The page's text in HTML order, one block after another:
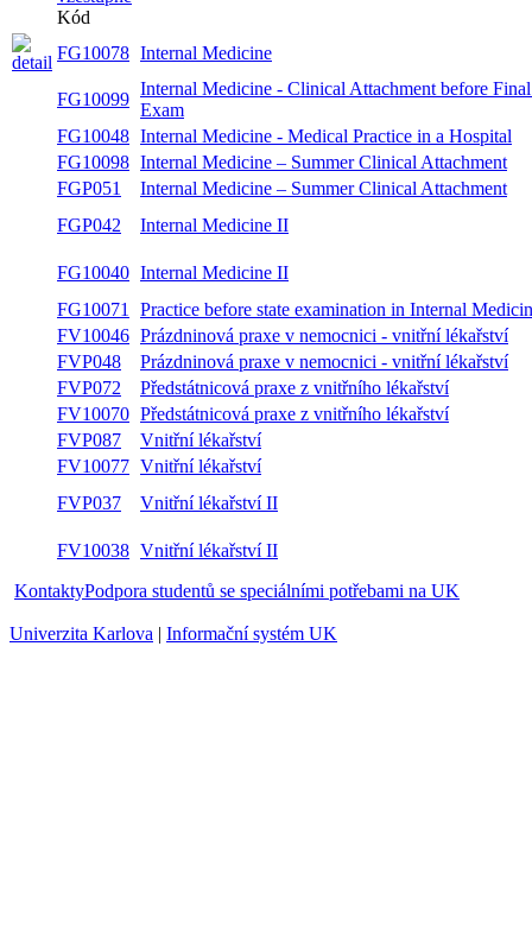
Kód
FG10078 Internal Medicine
FG10099
Internal Medicine - Clinical Attachment before Final
Exam
FG10048 Internal Medicine - Medical Practice in a Hospital
FG10098 Internal Medicine – Summer Clinical Attachment
FGP051
Internal Medicine – Summer Clinical Attachment
FGP042
Internal Medicine II
FG10040 Internal Medicine II
FG10071
Practice before state examination in Internal
FV10046 Prázdninová praxe v nemocnici - vnitřní lékařství
FVP048
Prázdninová praxe v nemocnici - vnitřní lékařství
FVP072
Předstátnicová praxe z vnitřního lékařství
FV10070 Předstátnicová praxe z vnitřního lékařství
FVP087
Vnitřní lékařství
FV10077 Vnitřní lékařství
FVP037
Vnitřní lékařství II
FV10038 Vnitřní lékařství II
KontaktyPodpora studentů se speciálními potřebami na UK
Univerzita Karlova | Informační systém UK